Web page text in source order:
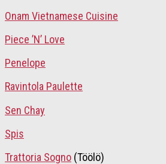
Onam Vietnamese Cuisine
Piece ’N’ Love
Penelope
Ravintola Paulette
Sen Chay
Spis
Trattoria Sogno (Töölö)